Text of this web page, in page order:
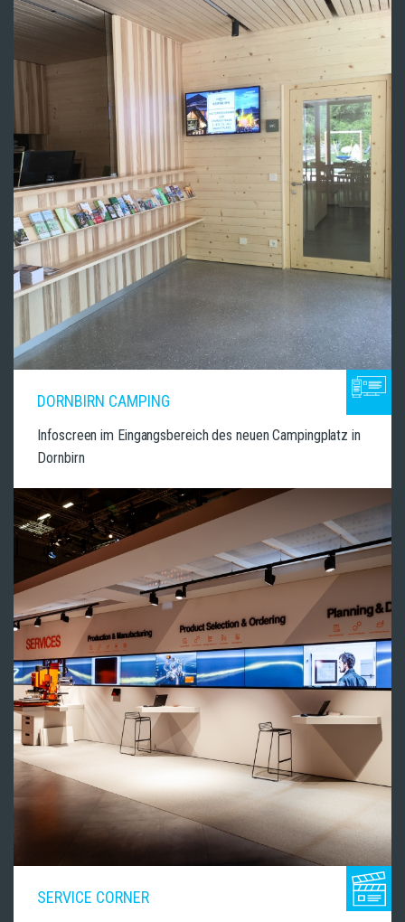
DORNBIRN CAMPING
Infoscreen im Eingangsbereich des neuen Campingplatz in
Dornbirn
SERVICE CORNER